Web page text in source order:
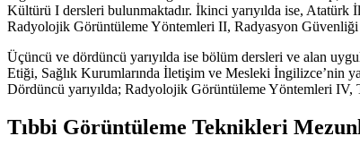
Kültürü I dersleri bulunmaktadır. İkinci yarıyılda ise,
Radyolojik Görüntüleme Yöntemleri II, Radyasyon
Üçüncü ve dördüncü yarıyılda ise bölüm dersleri ve alan
Etiği, Sağlık Kurumlarında İletişim ve Mesleki İngilizce’nin
Dördüncü yarıyılda; Radyolojik Görüntüleme Yöntemleri IV,
Tıbbi Görüntüleme Teknikleri